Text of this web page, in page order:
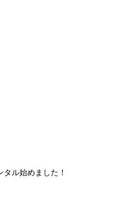
タル始めました！